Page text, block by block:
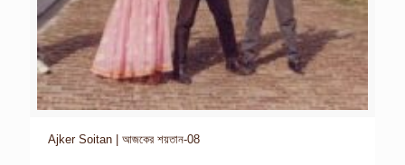
Ajker Soitan | আজকের শয়তান-08